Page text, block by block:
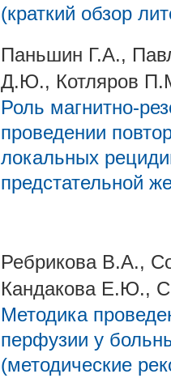
(краткий обзор
Паньшин Г.А.,
Д.Ю., Котляров
Роль магнитно-
проведении
локальных
предстательной
Ребрикова В.А.,
Кандакова Е.Ю.,
Методика
перфузии у
(методические